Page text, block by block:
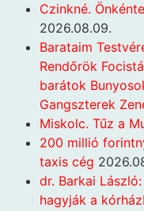
Czinkné.
2026.08.09.
Barataim
Rendőrök
barátok
Gangszterek
Miskolc. Tűz a
200 millió
taxis cég
dr. Barkai
hagyják a